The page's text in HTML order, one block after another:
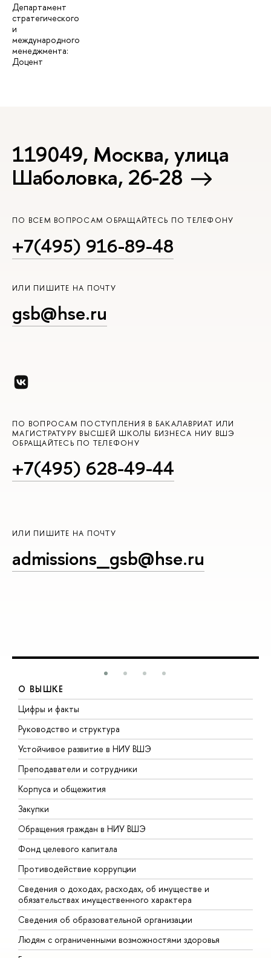
Департамент
стратегического
и
международного
менеджмента:
Доцент
119049, Москва, улица
Шаболовка, 26-28
ПО ВСЕМ ВОПРОСАМ ОБРАЩАЙТЕСЬ ПО ТЕЛЕФОНУ
+7(495) 916-89-48
ИЛИ ПИШИТЕ НА ПОЧТУ
gsb@hse.ru
ПО ВОПРОСАМ ПОСТУПЛЕНИЯ В БАКАЛАВРИАТ ИЛИ
МАГИСТРАТУРУ ВЫСШЕЙ ШКОЛЫ БИЗНЕСА НИУ ВШЭ
ОБРАЩАЙТЕСЬ ПО ТЕЛЕФОНУ
+7(495) 628-49-44
ИЛИ ПИШИТЕ НА ПОЧТУ
admissions_gsb@hse.ru
О ВЫШКЕ
Цифры и факты
Руководство и структура
Устойчивое развитие в НИУ ВШЭ
Преподаватели и сотрудники
Корпуса и общежития
Закупки
Обращения граждан в НИУ ВШЭ
Фонд целевого капитала
Противодействие коррупции
Сведения о доходах, расходах, об имуществе и
обязательствах имущественного характера
Сведения об образовательной организации
Людям с ограниченными возможностями здоровья